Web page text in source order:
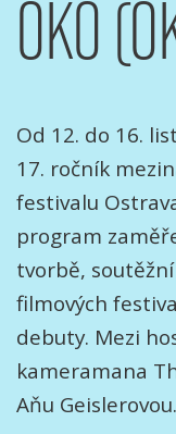
OKO
Od 12. do 16.
17. ročník
festivalu
program
tvorbě,
filmových
debuty. Mezi
kameramana
Aňu Geislerovou.